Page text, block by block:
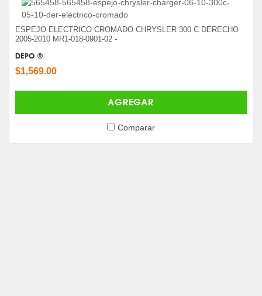
ESPEJO ELECTRICO CROMADO CHRYSLER 300 C DERECHO
2005-2010 MR1-018-0901-02 -
DEPO ®
$1,569.00
AGREGAR
Comparar